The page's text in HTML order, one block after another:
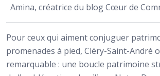
Amina, créatrice du blog Cœur de
Pour ceux qui aiment conjuguer
promenades à pied, Cléry-Saint-André
remarquable : une boucle patrimoine